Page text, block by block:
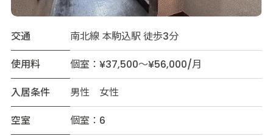
交通
南北線 本駒込駅 徒歩3分
使用料
個室：¥37,500～¥56,000/月
入居条件
男性 女性
空室
個室：6